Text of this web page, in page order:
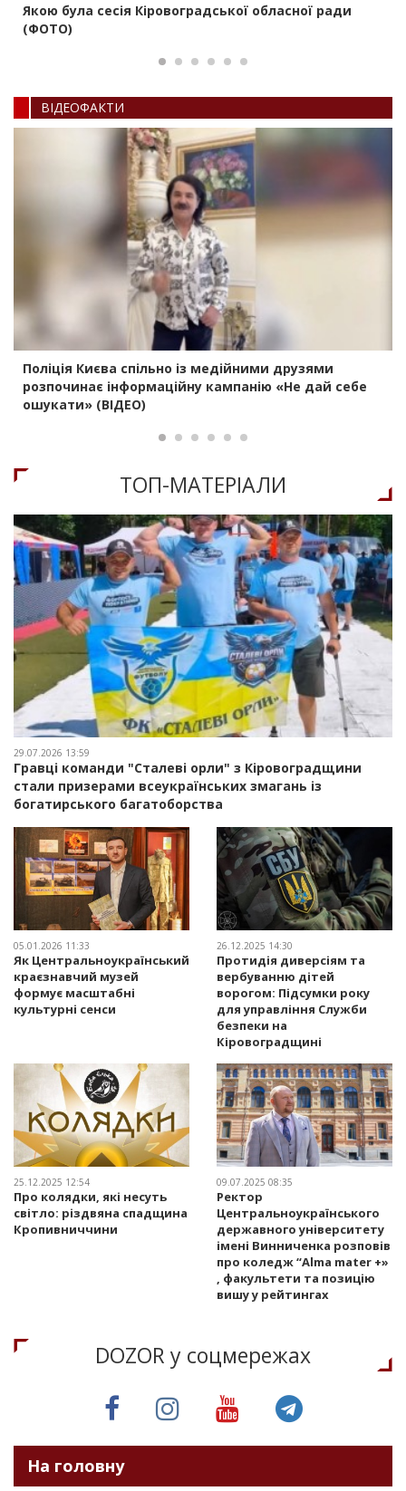
Якою була сесія Кіровоградської обласної ради
(ФОТО)
ВIДЕОФАКТИ
Поліція Києва спільно із медійними друзями
розпочинає інформаційну кампанію «Не дай себе
ошукати» (ВІДЕО)
ТОП-МАТЕРIАЛИ
29.07.2026 13:59
Гравці команди "Сталеві орли" з Кіровоградщини
стали призерами всеукраїнських змагань із
богатирського багатоборства
05.01.2026 11:33
Як Центральноукраїнський
краєзнавчий музей
формує масштабні
культурні сенси
26.12.2025 14:30
Протидія диверсіям та
вербуванню дітей
ворогом: Підсумки року
для управління Служби
безпеки на
Кіровоградщині
25.12.2025 12:54
Про колядки, які несуть
світло: різдвяна спадщина
Кропивниччини
09.07.2025 08:35
Ректор
Центральноукраїнського
державного університету
імені Винниченка розповів
про коледж “Alma mater +»
, факультети та позицію
вишу у рейтингах
DOZOR у соцмережах
На головну